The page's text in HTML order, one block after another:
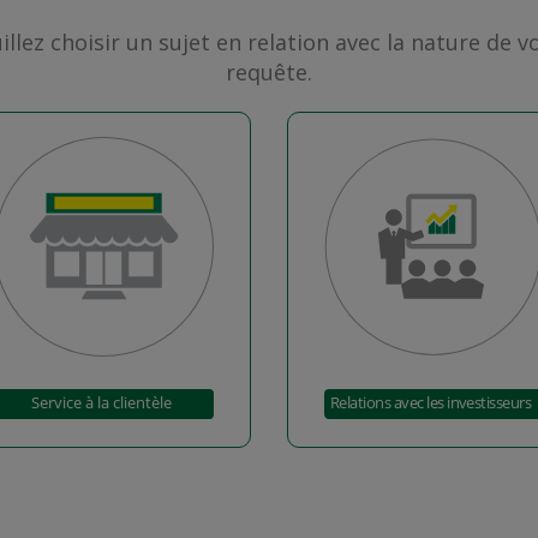
choisir un sujet en relation avec la nature de
requête.